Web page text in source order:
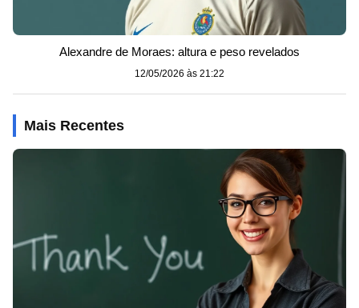
Alexandre de Moraes: altura e peso revelados
12/05/2026 às 21:22
Mais Recentes